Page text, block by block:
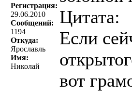
Регистрация:
29.06.2010
Сообщений:
1194
Откуда:
Ярославль
Имя:
Николай
Цитата:
Если
вот